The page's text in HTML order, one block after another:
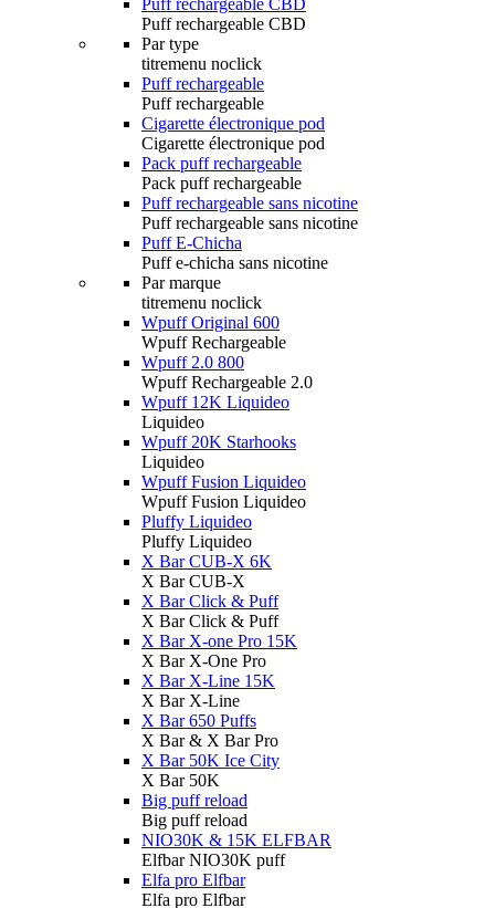
Puff rechargeable CBD
Puff rechargeable CBD
Par type
titremenu noclick
Puff rechargeable
Puff rechargeable
Cigarette électronique pod
Cigarette électronique pod
Pack puff rechargeable
Pack puff rechargeable
Puff rechargeable sans nicotine
Puff rechargeable sans nicotine
Puff E-Chicha
Puff e-chicha sans nicotine
Par marque
titremenu noclick
Wpuff Original 600
Wpuff Rechargeable
Wpuff 2.0 800
Wpuff Rechargeable 2.0
Wpuff 12K Liquideo
Liquideo
Wpuff 20K Starhooks
Liquideo
Wpuff Fusion Liquideo
Wpuff Fusion Liquideo
Pluffy Liquideo
Pluffy Liquideo
X Bar CUB-X 6K
X Bar CUB-X
X Bar Click & Puff
X Bar Click & Puff
X Bar X-one Pro 15K
X Bar X-One Pro
X Bar X-Line 15K
X Bar X-Line
X Bar 650 Puffs
X Bar & X Bar Pro
X Bar 50K Ice City
X Bar 50K
Big puff reload
Big puff reload
NIO30K & 15K ELFBAR
Elfbar NIO30K puff
Elfa pro Elfbar
Elfa pro Elfbar